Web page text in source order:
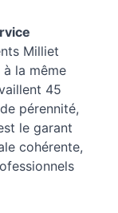
Milliet
la même
45
pérennité,
le garant
cohérente,